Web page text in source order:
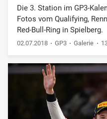
Die 3. Station im GP3-
Fotos vom Qualifying,
Red-Bull-Ring in Spielberg.
02.07.2018 GP3 Galerie